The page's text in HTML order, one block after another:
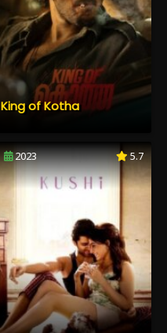
King of Kotha
2023 5.7